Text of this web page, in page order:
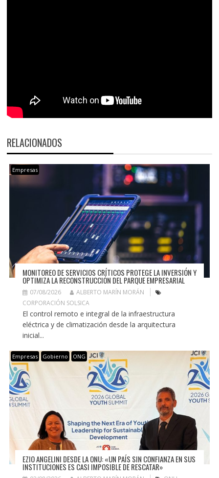
RELACIONADOS
Empresas
MONITOREO DE SERVICIOS CRÍTICOS PROTEGE LA INVERSIÓN Y
OPTIMIZA LA RECONSTRUCCIÓN DEL PARQUE EMPRESARIAL
07/08/2026
ALBERTO MARÍN MORÁN
CORPORACIÓN SOLSICA
El control remoto e integral de la infraestructura
eléctrica y de climatización desde la arquitectura
inicial...
Empresas Gobierno ONG
EZIO ANGELINI DESDE LA ONU: «UN PAÍS SIN CONFIANZA EN SUS
INSTITUCIONES ES CASI IMPOSIBLE DE RESCATAR»